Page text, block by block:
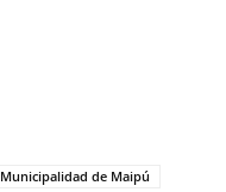
Municipalidad de Maipú